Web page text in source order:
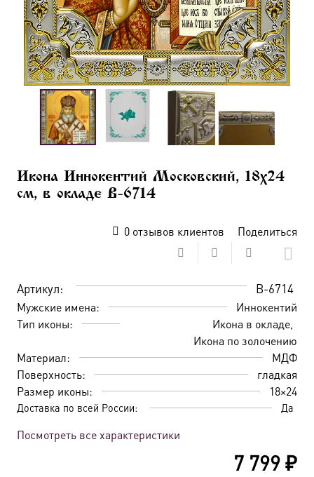
Икона Иннокентий Московский, 18х24
см, в окладе B-6714
0отзывов клиентов Поделиться
Артикул: B-6714
Мужские имена:
Иннокентий
Тип иконы:
Икона в окладе
Икона по золочению
Материал:
МДФ
Поверхность:
гладкая
Размер иконы:
18×24
Доставка по всей России: Да
Посмотреть все характеристики
7 799₽